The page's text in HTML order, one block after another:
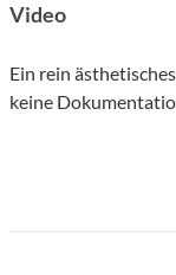
Video
Ein rein
keine